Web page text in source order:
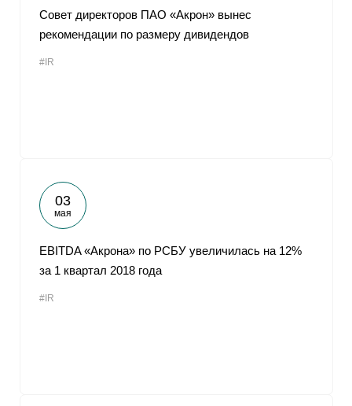
Совет директоров ПАО «Акрон» вынес
рекомендации по размеру дивидендов
#IR
03
мая
EBITDA «Акрона» по РСБУ увеличилась на 12%
за 1 квартал 2018 года
#IR